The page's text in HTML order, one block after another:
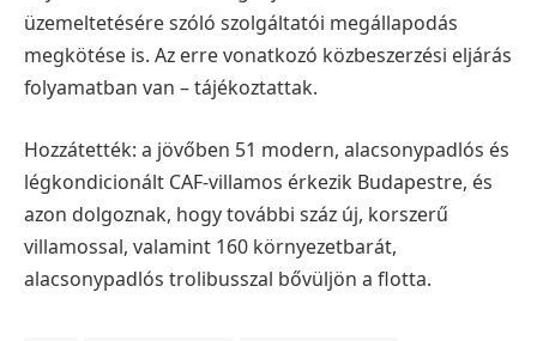
üzemeltetésére szóló szolgáltatói megállapodás
megkötése is. Az erre vonatkozó közbeszerzési eljárás
folyamatban van – tájékoztattak.
Hozzátették: a jövőben 51 modern, alacsonypadlós és
légkondicionált CAF-villamos érkezik Budapestre, és
azon dolgoznak, hogy további száz új, korszerű
villamossal, valamint 160 környezetbarát,
alacsonypadlós trolibusszal bővüljön a flotta.